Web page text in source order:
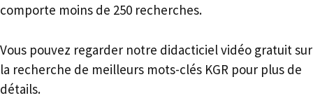
comporte moins de 250 recherches.
Vous pouvez regarder notre didacticiel vidéo gratuit sur
la recherche de meilleurs mots-clés KGR pour plus de
détails.